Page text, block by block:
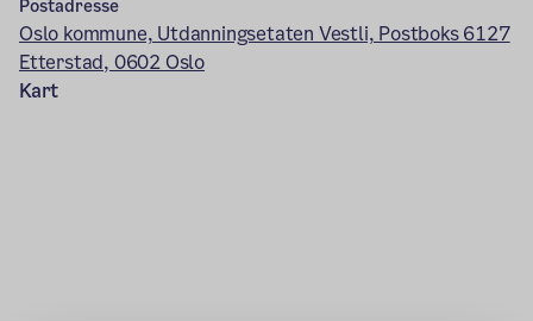
Postadresse
Oslo kommune, Utdanningsetaten Vestli, Postboks 6127
Etterstad, 0602 Oslo
Kart